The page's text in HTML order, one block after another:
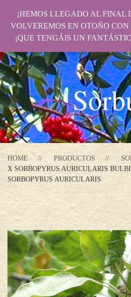
HOME PRODUCTOS
X SORBOPYRUS AURICULARIS
SORBOPYRUS AURICULARIS
¡HEMOS LLEGADO AL FINAL
VOLVEREMOS EN OTOÑO CON
¡QUE TENGÁIS UN